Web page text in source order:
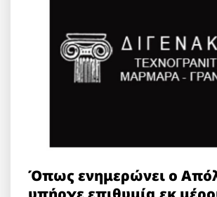
Όπως ενημερώνει ο